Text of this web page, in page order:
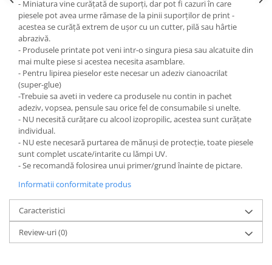
- Miniatura vine curățată de suporți, dar pot fi cazuri în care
piesele pot avea urme rămase de la pinii suporților de print -
acestea se curăță extrem de ușor cu un cutter, pilă sau hârtie
abrazivă.
- Produsele printate pot veni intr-o singura piesa sau alcatuite din
mai multe piese si acestea necesita asamblare.
- Pentru lipirea pieselor este necesar un adeziv cianoacrilat
(super-glue)
-Trebuie sa aveti in vedere ca produsele nu contin in pachet
adeziv, vopsea, pensule sau orice fel de consumabile si unelte.
- NU necesită curățare cu alcool izopropilic, acestea sunt curățate
individual.
- NU este necesară purtarea de mănuși de protecție, toate piesele
sunt complet uscate/intarite cu lămpi UV.
- Se recomandă folosirea unui primer/grund înainte de pictare.
Informatii conformitate produs
Caracteristici
Review-uri(0)